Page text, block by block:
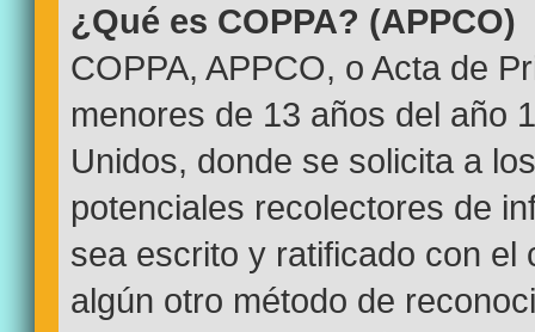
¿Qué es COPPA? (APPCO)
COPPA, APPCO, o Acta de
menores de 13 años del año
Unidos, donde se solicita a
potenciales recolectores de
sea escrito y ratificado con el
algún otro método de